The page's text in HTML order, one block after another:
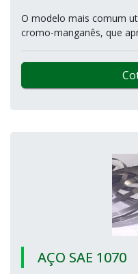
O modelo mais comum
cromo-manganês, que
AÇO SAE 1070